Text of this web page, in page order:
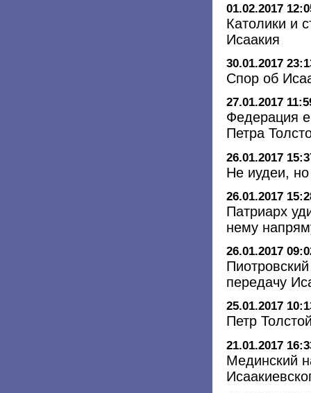
01.02.2017
Католики и
Исаакия
30.01.2017
Спор об
27.01.2017
Федерация
Петра
26.01.2017
Не иудеи,
26.01.2017
Патриарх
нему
26.01.2017
передачу
25.01.2017
Петр
21.01.2017
Мединский